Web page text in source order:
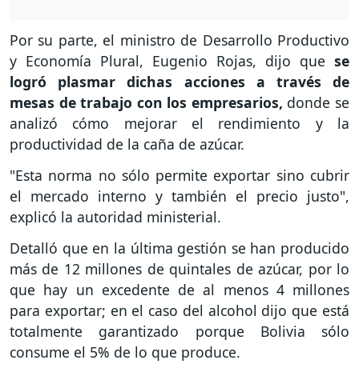
Por su parte, el ministro de Desarrollo Productivo
y Economía Plural, Eugenio Rojas, dijo que se
logró plasmar dichas acciones a través de
mesas de trabajo con los empresarios, donde se
analizó cómo mejorar el rendimiento y la
productividad de la caña de azúcar.
"Esta norma no sólo permite exportar sino cubrir
el mercado interno y también el precio justo",
explicó la autoridad ministerial.
Detalló que en la última gestión se han producido
más de 12 millones de quintales de azúcar, por lo
que hay un excedente de al menos 4 millones
para exportar; en el caso del alcohol dijo que está
totalmente garantizado porque Bolivia sólo
consume el 5% de lo que produce.